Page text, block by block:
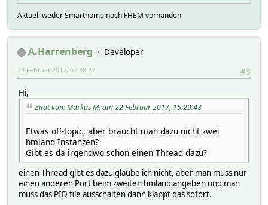
Aktuell weder Smarthome noch FHEM vorhanden
A.Harrenberg
Developer
#3
23 Februar 2017, 07:48:27
Hi,
Zitat von: Markus M. am 22 Februar 2017, 15:29:48
Etwas off-topic, aber braucht man dazu nicht zwei
hmland Instanzen?
Gibt es da irgendwo schon einen Thread dazu?
einen Thread gibt es dazu glaube ich nicht, aber man muss nur
einen anderen Port beim zweiten hmland angeben und man
muss das PID file ausschalten dann klappt das sofort.